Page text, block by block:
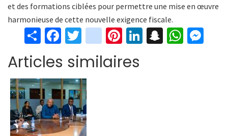
et des formations ciblées pour permettre une mise en œuvre
harmonieuse de cette nouvelle exigence fiscale.
S
h
ar
e
Fa
ce
b
o
o
k
T
wi
tt
er
in
st
ag
Pi
nt
er
Li
n
S
n
W
h
Articles similaires